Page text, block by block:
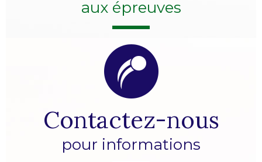
aux épreuves
Contactez-nous
pour informations